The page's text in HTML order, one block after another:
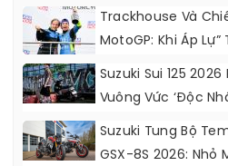
Đồ Chơi, Thêm Cá
Trackhouse Và
MotoGP: Khi Áp Lự”
Động Lực Ngọt Ngào
Suzuki Sui 125
Vuông Vức ‘độc
Tập 7 Sắc Cầu Vồng
Suzuki Tung Bộ
GSX-8S 2026: Nhỏ